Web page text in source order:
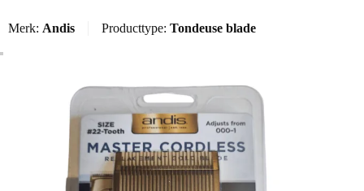
Merk: Andis Producttype: Tondeuse blade